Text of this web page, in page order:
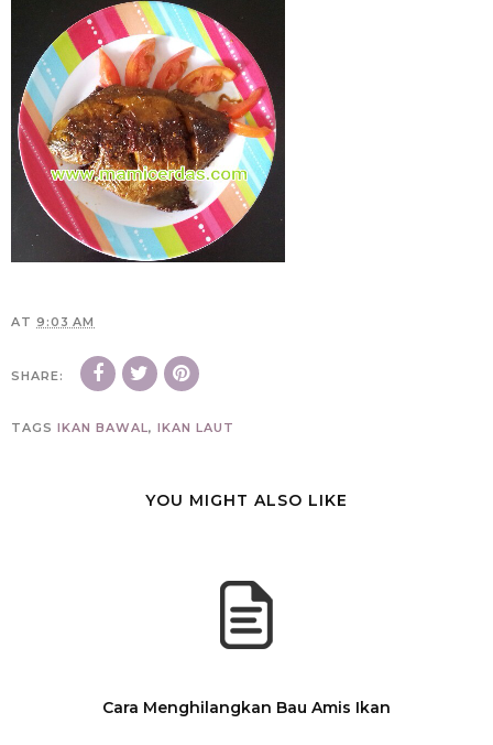
AT 9:03 AM
SHARE:
TAGS IKAN BAWAL, IKAN LAUT
YOU MIGHT ALSO LIKE
Cara Menghilangkan Bau Amis Ikan